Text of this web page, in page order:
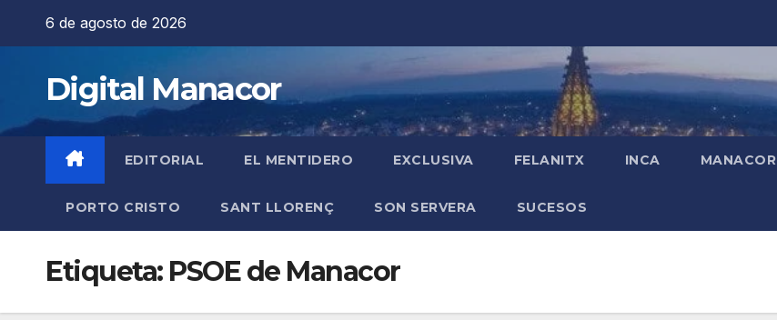
6 de agosto de 2026
Digital Manacor
EDITORIAL EL MENTIDERO EXCLUSIVA FELANITX INCA MANACOR
PORTO CRISTO SANT LLORENÇ SON SERVERA SUCESOS
Etiqueta: PSOE de Manacor